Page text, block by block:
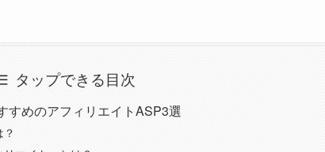
タップできる目次
すめのアフィリエイトASP3選